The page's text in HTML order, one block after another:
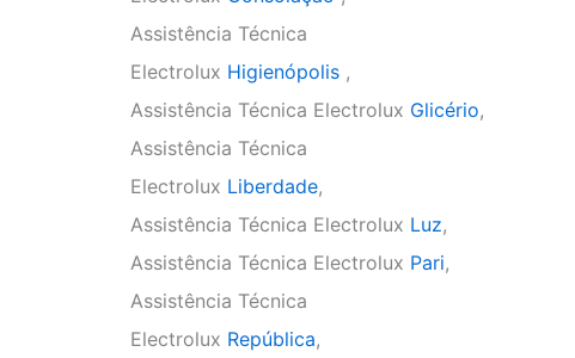
Assistência Técnica
Electrolux Higienópolis ,
Assistência Técnica Electrolux Glicério,
Assistência Técnica
Electrolux Liberdade,
Assistência Técnica Electrolux Luz,
Assistência Técnica Electrolux Pari,
Assistência Técnica
Electrolux República,